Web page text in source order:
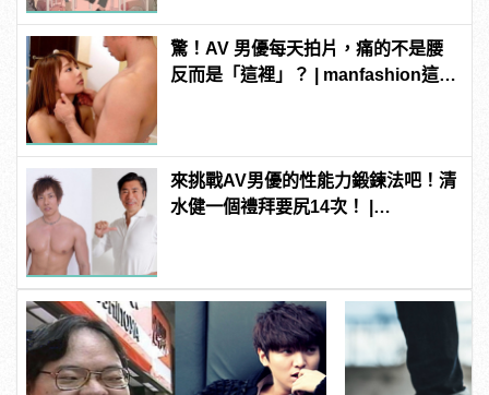
驚！AV 男優每天拍片，痛的不是腰
反而是「這裡」？ | manfashion這樣
來挑戰AV男優的性能力鍛鍊法吧！清
水健一個禮拜要尻14次！ |